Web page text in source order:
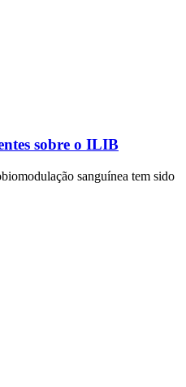
sobre o ILIB
sanguínea tem sido